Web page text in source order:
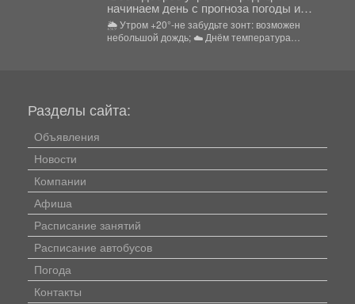
начинаем день с прогноза погоды и
щепотки народной мудрости
🌦 Утром +20°-не забудьте зонт: возможен
небольшой дождь; ☁️ Днём температура
Разделы сайта:
Объявления
Новости
Компании
Афиша
Расписание занятий
Расписание автобусов
Погода
Контакты